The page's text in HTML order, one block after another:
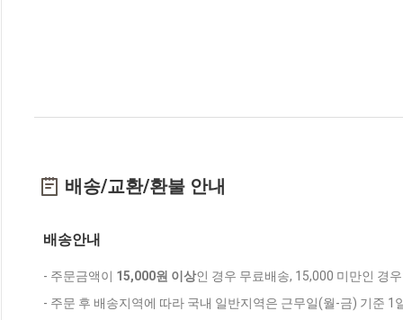
배송/교환/환불 안내
배송안내
- 주문금액이 15,000원 이상인 경우 무료배송, 15,000 미만인 경
- 주문 후 배송지역에 따라 국내 일반지역은 근무일(월-금) 기준